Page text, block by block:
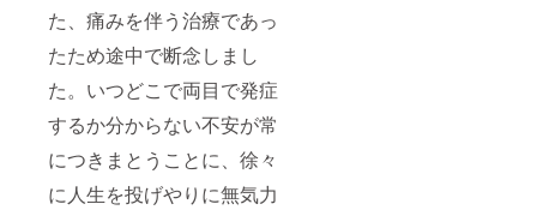
た、痛みを伴う治療であっ
たため途中で断念しまし
た。いつどこで両目で発症
するか分からない不安が常
につきまとうことに、徐々
に人生を投げやりに無気力